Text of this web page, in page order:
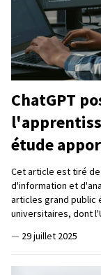
ChatGPT
étude
Cet article est tiré de
d'information et
articles grand public
universitaires, dont
— 29 juillet 2025